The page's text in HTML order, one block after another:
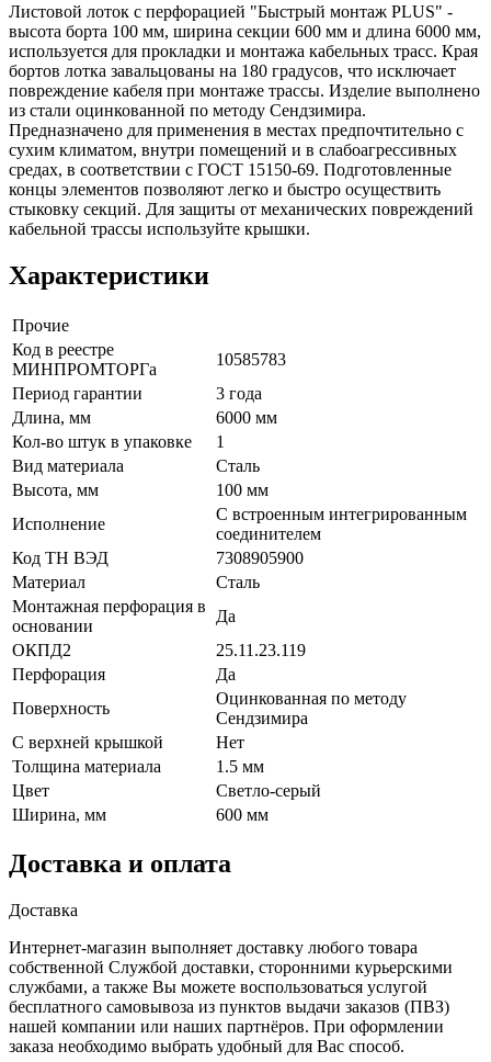
Листовой лоток с перфорацией "Быстрый монтаж PLUS" -
высота борта 100 мм, ширина секции 600 мм и длина 6000 мм,
используется для прокладки и монтажа кабельных трасс. Края
бортов лотка завальцованы на 180 градусов, что исключает
повреждение кабеля при монтаже трассы. Изделие выполнено
из стали оцинкованной по методу Сендзимира.
Предназначено для применения в местах предпочтительно с
сухим климатом, внутри помещений и в слабоагрессивных
средах, в соответствии с ГОСТ 15150-69. Подготовленные
концы элементов позволяют легко и быстро осуществить
стыковку секций. Для защиты от механических повреждений
кабельной трассы используйте крышки.
Характеристики
Прочие
Код в реестре
МИНПРОМТОРГа
10585783
Период гарантии
3 года
Длина, мм
6000 мм
Кол-во штук в упаковке
1
Вид материала
Сталь
Высота, мм
100 мм
Исполнение
С встроенным интегрированным
соединителем
Код ТН ВЭД
7308905900
Материал
Сталь
Монтажная перфорация в
основании
Да
ОКПД2
25.11.23.119
Перфорация
Да
Поверхность
Оцинкованная по методу
Сендзимира
С верхней крышкой
Нет
Толщина материала
1.5 мм
Цвет
Светло-серый
Ширина, мм
600 мм
Доставка и оплата
Доставка
Интернет-магазин выполняет доставку любого товара
собственной Службой доставки, сторонними курьерскими
службами, а также Вы можете воспользоваться услугой
бесплатного самовывоза из пунктов выдачи заказов (ПВЗ)
нашей компании или наших партнёров. При оформлении
заказа необходимо выбрать удобный для Вас способ.